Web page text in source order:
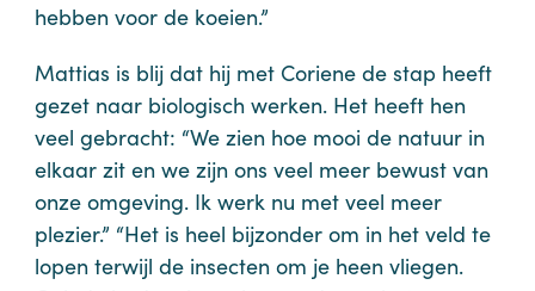
hebben voor de koeien.”
Mattias is blij dat hij met Coriene de stap heeft
gezet naar biologisch werken. Het heeft hen
veel gebracht: “We zien hoe mooi de natuur in
elkaar zit en we zijn ons veel meer bewust van
onze omgeving. Ik werk nu met veel meer
plezier.” “Het is heel bijzonder om in het veld te
lopen terwijl de insecten om je heen vliegen.